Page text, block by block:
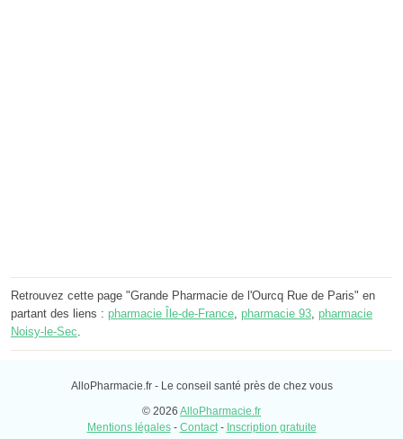
Retrouvez cette page "Grande Pharmacie de l'Ourcq Rue de Paris" en
partant des liens : pharmacie Île-de-France, pharmacie 93, pharmacie
Noisy-le-Sec.
AlloPharmacie.fr - Le conseil santé près de chez vous
© 2026 AlloPharmacie.fr
Mentions légales- Contact- Inscription gratuite